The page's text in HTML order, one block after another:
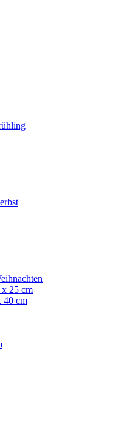
25 cm
40 cm